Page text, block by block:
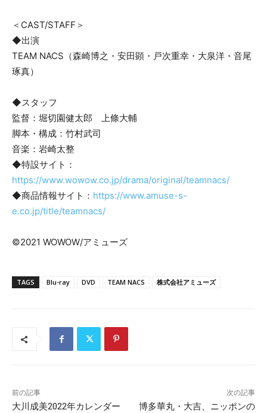
＜CAST/STAFF＞
◆出演
TEAM NACS（森崎博之・安田顕・戸次重幸・大泉洋・音尾
琢真）
◆スタッフ
監督：堀切園健太郎 上條大輔
脚本・構成：竹村武司
音楽：岩崎太整
◆特設サイト：
https://www.wowow.co.jp/drama/original/teamnacs/
◆商品情報サイト： https://www.amuse-s-
e.co.jp/title/teamnacs/
©2021 WOWOW/アミューズ
TAGS Blu-ray DVD TEAM NACS 株式会社アミューズ
前の記事
大川成美2022年カレンダー
次の記事
博多華丸・大吉、ニッポンの